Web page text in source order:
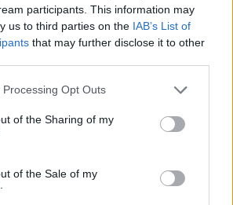
participants. This information may
us to third parties on the IAB’s List of
that may further disclose it to other
website/app uses one or more Google
or usage behaviour. You may click to
to Google and its third-party tags to
specified purposes in below Google
Opt Outs
of the Sharing of my
of the Sale of my